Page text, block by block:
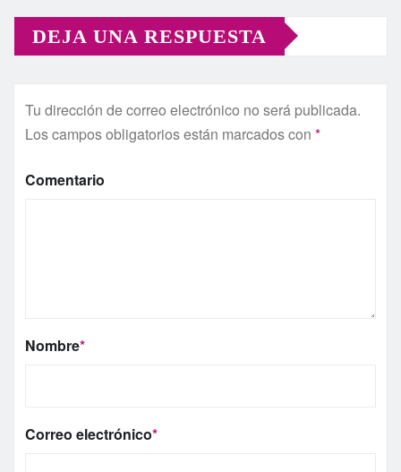
DEJA UNA RESPUESTA
Tu dirección de correo electrónico no será publicada.
Los campos obligatorios están marcados con *
Comentario
Nombre*
Correo electrónico*